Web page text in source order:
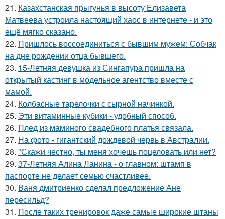
21. Казахстанская прыгунья в высоту Елизавета
Матвеева устроила настоящий хаос в интернете - и это
ещё мягко сказано.
22. Пришлось воссоединиться с бывшим мужем: Собчак
на дне рождении отца бывшего.
23. 15-Летняя девушка из Сингапура пришла на
открытый кастинг в модельное агентство вместе с
мамой.
24. Колбасные тарелочки с сырной начинкой.
25. Эти витаминные кубики - удобный способ.
26. Плед из маминого свадебного платья связала.
27. На фото - гигантский дождевой червь в Австралии.
28. "Скажи честно, ты меня хочешь поцеловать или нет?
29. 37-Летняя Алина Ланина - о главном: штамп в
паспорте не делает семью счастливее.
30. Ваня дмитриенко сделал предложение Ане
пересильд?
31. После таких тренировок даже самые широкие штаны